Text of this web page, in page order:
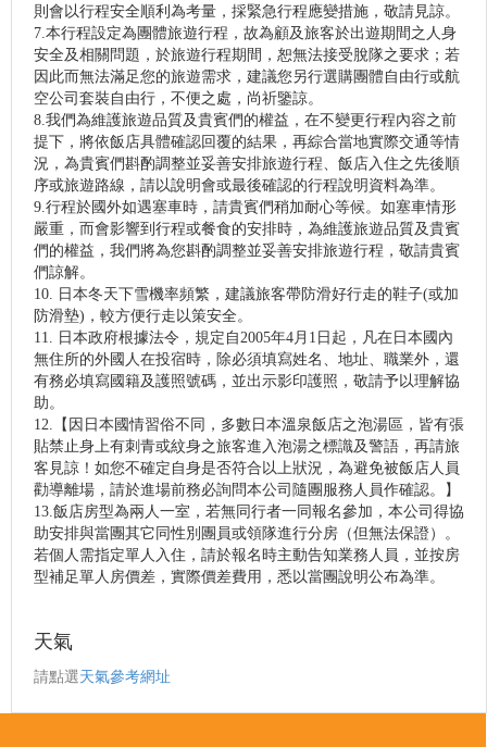
則會以行程安全順利為考量，採緊急行程應變措施，敬請見諒。
7.本行程設定為團體旅遊行程，故為顧及旅客於出遊期間之人身
安全及相關問題，於旅遊行程期間，恕無法接受脫隊之要求；若
因此而無法滿足您的旅遊需求，建議您另行選購團體自由行或航
空公司套裝自由行，不便之處，尚祈鑒諒。
8.我們為維護旅遊品質及貴賓們的權益，在不變更行程內容之前
提下，將依飯店具體確認回覆的結果，再綜合當地實際交通等情
況，為貴賓們斟酌調整並妥善安排旅遊行程、飯店入住之先後順
序或旅遊路線，請以說明會或最後確認的行程說明資料為準。
9.行程於國外如遇塞車時，請貴賓們稍加耐心等候。如塞車情形
嚴重，而會影響到行程或餐食的安排時，為維護旅遊品質及貴賓
們的權益，我們將為您斟酌調整並妥善安排旅遊行程，敬請貴賓
們諒解。
10. 日本冬天下雪機率頻繁，建議旅客帶防滑好行走的鞋子(或加
防滑墊)，較方便行走以策安全。
11. 日本政府根據法令，規定自2005年4月1日起，凡在日本國內
無住所的外國人在投宿時，除必須填寫姓名、地址、職業外，還
有務必填寫國籍及護照號碼，並出示影印護照，敬請予以理解協
助。
12.【因日本國情習俗不同，多數日本溫泉飯店之泡湯區，皆有張
貼禁止身上有刺青或紋身之旅客進入泡湯之標識及警語，再請旅
客見諒！如您不確定自身是否符合以上狀況，為避免被飯店人員
勸導離場，請於進場前務必詢問本公司隨團服務人員作確認。】
13.飯店房型為兩人一室，若無同行者一同報名參加，本公司得協
助安排與當團其它同性別團員或領隊進行分房（但無法保證）。
若個人需指定單人入住，請於報名時主動告知業務人員，並按房
型補足單人房價差，實際價差費用，悉以當團說明公布為準。
天氣
請點選天氣參考網址